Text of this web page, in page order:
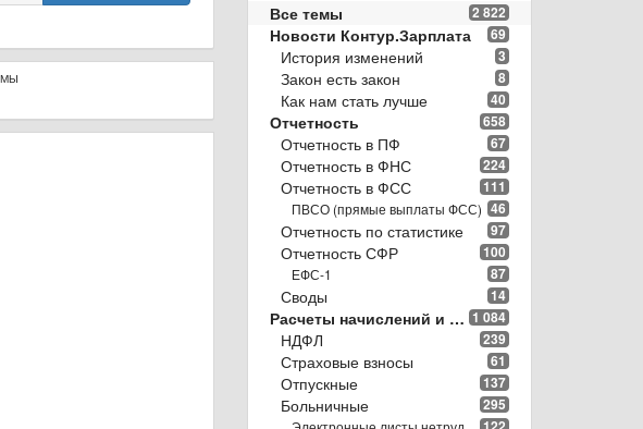
2 822
Все темы
69
Новости Контур.Зарплата
3
История изменений
8
Закон есть закон
40
Как нам стать лучше
658
Отчетность
67
Отчетность в ПФ
224
Отчетность в ФНС
111
Отчетность в ФСС
46
ПВСО (прямые выплаты ФСС)
97
Отчетность по статистике
100
Отчетность СФР
87
ЕФС-1
14
Своды
1 084
Расчеты начислений и удержаний
239
НДФЛ
61
Страховые взносы
137
Отпускные
295
Больничные